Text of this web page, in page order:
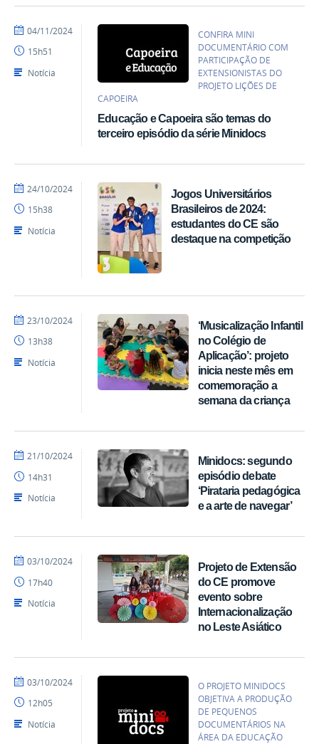
CONFIRA MINI
DOCUMENTÁRIO COM
PARTICIPAÇÃO DE
EXTENSIONISTAS DO
PROJETO LIÇÕES DE
CAPOEIRA
Educação e Capoeira são temas do
terceiro episódio da série Minidocs
por
publicado
04/11/2024
15h51
Notícia
Jogos Universitários
Brasileiros de 2024:
estudantes do CE são
destaque na competição
por
publicado
24/10/2024
15h38
Notícia
‘Musicalização Infantil
no Colégio de
Aplicação’: projeto
inicia neste mês em
comemoração a
semana da criança
por
publicado
23/10/2024
13h38
Notícia
Minidocs: segundo
episódio debate
‘Pirataria pedagógica
e a arte de navegar’
por
publicado
21/10/2024
14h31
Notícia
Projeto de Extensão
do CE promove
evento sobre
Internacionalização
no Leste Asiático
por
publicado
03/10/2024
17h40
Notícia
O PROJETO MINIDOCS
OBJETIVA A PRODUÇÃO
DE PEQUENOS
DOCUMENTÁRIOS NA
ÁREA DA EDUCAÇÃO
por
publicado
03/10/2024
12h05
Notícia